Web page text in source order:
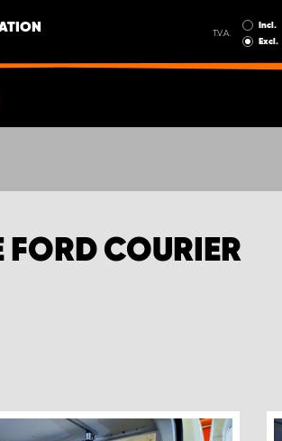
T.V.A.
Incl.
Excl.
FORD COURIER